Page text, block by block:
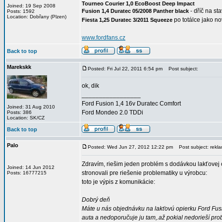
Joined: 19 Sep 2008
Posts: 1592
Location: Dobřany (Plzen)
Tourneo Courier 1,0 EcoBoost Deep Impact
Fusion 1,4 Duratec 05/2008 Panther black - dříč na
Fiesta 1,25 Duratec 3/2011 Squeeze po totálce jako
www.fordfans.cz
Back to top
Marekskk
Joined: 31 Aug 2010
Posts: 386
Location: SK/CZ
Posted: Fri Jul 22, 2011 6:54 pm Post subject:
ok, dik
Ford Fusion 1,4 16v Duratec Comfort
Ford Mondeo 2.0 TDDi
Back to top
Palo
Joined: 14 Jun 2012
Posts: 16777215
Posted: Wed Jun 27, 2012 12:22 pm Post subject:
Zdravím, riešim jeden problém s dodávkou
stronovali pre riešenie problematiky u výrobcu:
toto je výpis z komunikácie:
Dobrý deň
Máte u nás objednávku na lakťovú opierku Ford
auta a nedoporučuje ju tam,.až pokial nedorieší